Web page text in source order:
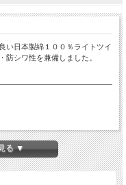
い日本製綿１００％ライトツイ
防シワ性を兼備しました。
る ▼